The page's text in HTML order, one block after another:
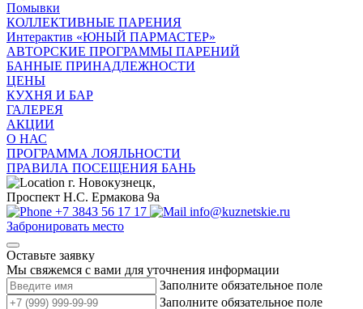
Помывки
КОЛЛЕКТИВНЫЕ ПАРЕНИЯ
Интерактив «ЮНЫЙ ПАРМАСТЕР»
АВТОРСКИЕ ПРОГРАММЫ ПАРЕНИЙ
БАННЫЕ ПРИНАДЛЕЖНОСТИ
ЦЕНЫ
КУХНЯ И БАР
ГАЛЕРЕЯ
АКЦИИ
О НАС
ПРОГРАММА ЛОЯЛЬНОСТИ
ПРАВИЛА ПОСЕЩЕНИЯ БАНЬ
г. Новокузнецк,
Проспект Н.С. Ермакова 9а
+7 3843 56 17 17
info@kuznetskie.ru
Забронировать место
Оставьте заявку
Мы свяжемся с вами для уточнения информации
Заполните обязательное поле
Заполните обязательное поле